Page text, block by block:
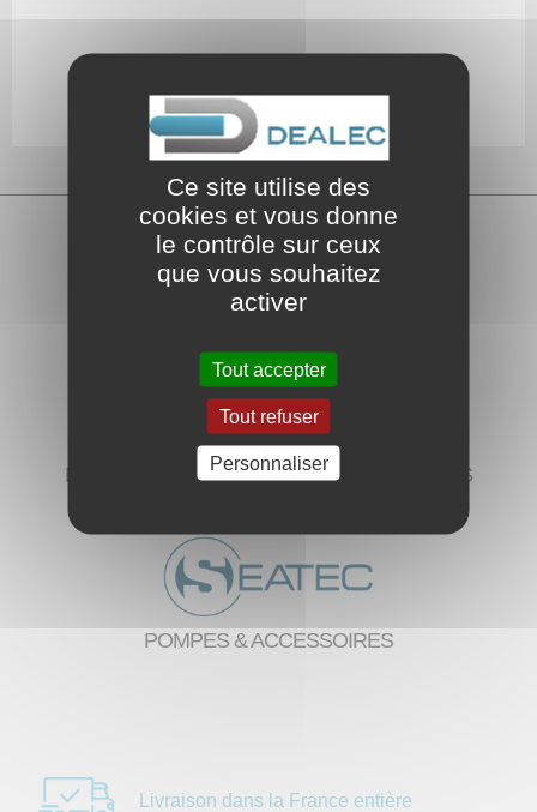
Boîtiers jonction
résine coulée
DÉCOUVREZ NOS
AUTRES SITES
MOTEURS ÉLECTRIQUES & ACCESSOIRES
POMPES & ACCESSOIRES
Livraison dans la France entière
Ce site utilise des
cookies et vous donne
le contrôle sur ceux
que vous souhaitez
activer
Tout accepter
Tout refuser
Personnaliser